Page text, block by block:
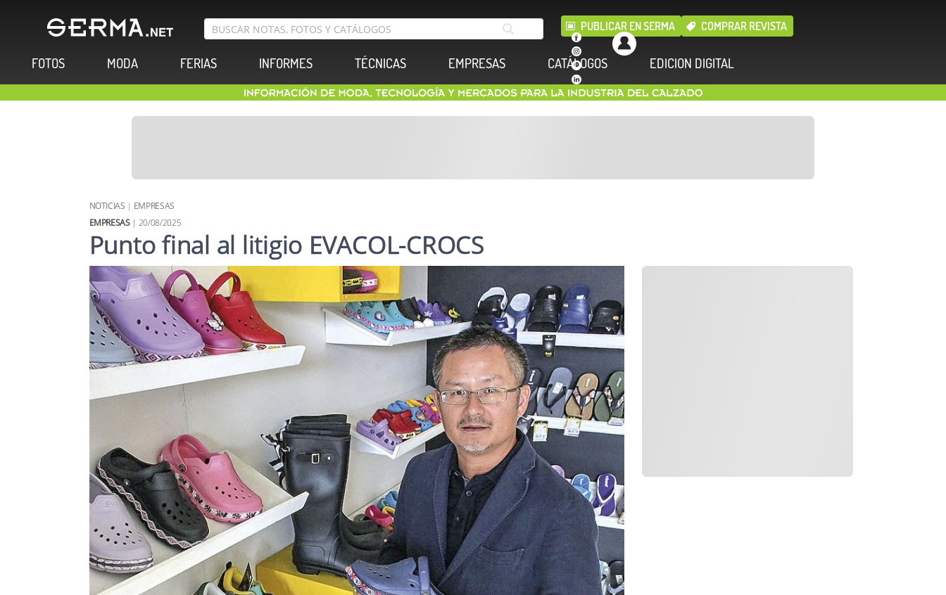
PUBLICAR EN SERMA COMPRAR REVISTA
FOTOS MODA FERIAS INFORMES TÉCNICAS EMPRESAS CATÁLOGOS EDICION DIGITAL
NOTICIAS | EMPRESAS
EMPRESAS| 20/08/2025
Punto final al litigio EVACOL-CROCS